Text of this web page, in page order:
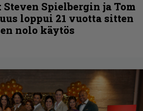
Steven Spielbergin ja Tom
loppui 21 vuotta sitten
nolo käytös